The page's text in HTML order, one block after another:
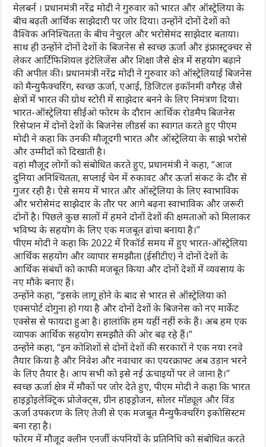
मेलबर्न । प्रधानमंत्री नरेंद्र मोदी ने गुरुवार को भारत और ऑस्ट्रेलिया के
बीच बढ़ती आर्थिक साझेदारी पर जोर दिया। उन्होंने दोनों देशों को
वैश्विक अनिश्चितता के बीच नेचुरल और भरोसेमंद साझेदार बताया।
साथ ही उन्होंने दोनों देशों के बिजनेस से स्वच्छ ऊर्जा और इंफ्रास्ट्रक्चर से
लेकर आर्टिफिशियल इंटेलिजेंस और शिक्षा जैसे क्षेत्र में सहयोग बढ़ाने
की अपील की। प्रधानमंत्री नरेंद्र मोदी ने गुरुवार को ऑस्ट्रेलियाई बिजनेस
को मैन्युफैक्चरिंग, स्वच्छ ऊर्जा, एआई, डिजिटल इकॉनमी वगैरह जैसे
क्षेत्रों में भारत की ग्रोथ स्टोरी में साझेदार बनने के लिए निमंत्रण दिया।
भारत-ऑस्ट्रेलिया सीईओ फोरम के दौरान आर्थिक रोडमैप बिजनेस
रिसेप्शन में दोनों देशों के बिजनेस लीडर्स का स्वागत करते हुए पीएम
मोदी ने कहा कि उनकी मौजूदगी भारत और ऑस्ट्रेलिया के साझे भरोसे
और उम्मीदों को दिखाती है।
वहां मौजूद लोगों को संबोधित करते हुए, प्रधानमंत्री ने कहा, “आज
दुनिया अनिश्चितता, सप्लाई चेन में रुकावट और ऊर्जा संकट के दौर से
गुजर रही है। ऐसे समय में भारत और ऑस्ट्रेलिया के लिए स्वाभाविक
और भरोसेमंद साझेदार के तौर पर आगे बढ़ना स्वाभाविक और जरूरी
दोनों है। पिछले कुछ सालों में हमने दोनों देशों की क्षमताओं को मिलाकर
भविष्य के सहयोग के लिए एक मजबूत ढांचा बनाया है।”
पीएम मोदी ने कहा कि 2022 में रिकॉर्ड समय में हुए भारत-ऑस्ट्रेलिया
आर्थिक सहयोग और व्यापार समझौता (ईसीटीए) ने दोनों देशों के
आर्थिक संबंधों को काफी मजबूत किया और दोनों देशों में व्यवसाय के
नए मौके बनाए हैं।
उन्होंने कहा, “इसके लागू होने के बाद से भारत से ऑस्ट्रेलिया को
एक्सपोर्ट दोगुना हो गया है और दोनों देशों के बिजनेस को नए मार्केट
एक्सेस से फायदा हुआ है। हालांकि हम यहीं नहीं रुके हैं। अब हम एक
व्यापक आर्थिक सहयोग समझौते की ओर बढ़ रहे हैं।”
उन्होंने कहा, “इन कोशिशों से दोनों देशों की सरकारों ने एक नया रनवे
तैयार किया है और निवेश और नवाचार का एयरक्राफ्ट अब उड़ान भरने
के लिए तैयार है। आप सभी को इसे नई ऊंचाइयों पर ले जाना है।”
स्वच्छ ऊर्जा क्षेत्र में मौकों पर जोर देते हुए, पीएम मोदी ने कहा कि भारत
हाइड्रोइलेक्ट्रिक प्रोजेक्ट्स, ग्रीन हाइड्रोजन, सोलर मॉड्यूल और विंड
ऊर्जा उपकरण के लिए तेजी से एक मजबूत मैन्युफैक्चरिंग इकोसिस्टम
बना रहा है।
फोरम में मौजूद क्लीन एनर्जी कंपनियों के प्रतिनिधि को संबोधित करते